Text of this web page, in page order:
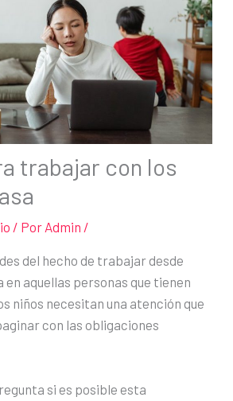
trabajar con los
/ Por Admin /
del hecho de trabajar desde
en aquellas personas que tienen
niños necesitan una atención que
con las obligaciones
si es posible esta